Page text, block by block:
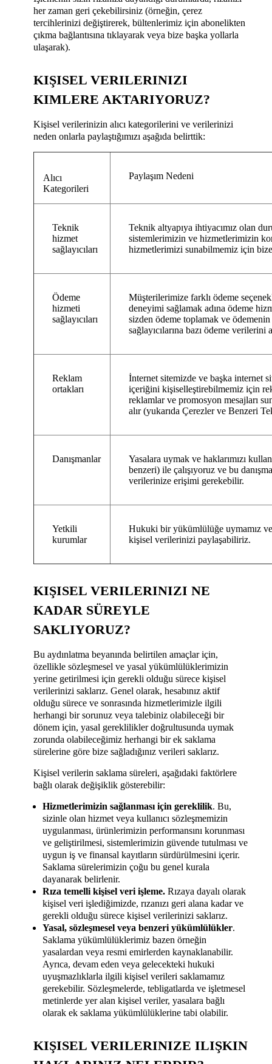
her zaman geri çekebilirsiniz (örneğin, çerez
tercihlerinizi değiştirerek, bültenlerimiz için abonelikten
çıkma bağlantısına tıklayarak veya bize başka yollarla
ulaşarak).
KIŞISEL VERILERINIZI
KIMLERE AKTARIYORUZ?
Kişisel verilerinizin alıcı kategorilerini ve verilerinizi
neden onlarla paylaştığımızı aşağıda belirttik:
Alıcı
Kategorileri
Paylaşım Nedeni
Teknik
hizmet
sağlayıcıları
Teknik altyapıya ihtiyacımız olan
sistemlerimizin ve hizmetlerimizin
hizmetlerimizi sunabilmemiz için
Ödeme
hizmeti
sağlayıcıları
Müşterilerimize farklı ödeme
deneyimi sağlamak adına ödeme
sizden ödeme toplamak ve
sağlayıcılarına bazı ödeme verilerini
Reklam
ortakları
İnternet sitemizde ve başka internet
içeriğini kişiselleştirebilmemiz için
reklamlar ve promosyon mesajları
alır (yukarıda Çerezler ve Benzeri
Danışmanlar
Yasalara uymak ve haklarımızı
benzeri) ile çalışıyoruz ve bu
verilerinize erişimi gerekebilir.
Yetkili
kurumlar
Hukuki bir yükümlülüğe uymamız
kişisel verilerinizi paylaşabiliriz.
KIŞISEL VERILERINIZI NE
KADAR SÜREYLE
SAKLIYORUZ?
Bu aydınlatma beyanında belirtilen amaçlar için,
özellikle sözleşmesel ve yasal yükümlülüklerimizin
yerine getirilmesi için gerekli olduğu sürece kişisel
verilerinizi saklarız. Genel olarak, hesabınız aktif
olduğu sürece ve sonrasında hizmetlerimizle ilgili
herhangi bir sorunuz veya talebiniz olabileceği bir
dönem için, yasal gereklilikler doğrultusunda uymak
zorunda olabileceğimiz herhangi bir ek saklama
sürelerine göre bize sağladığınız verileri saklarız.
Kişisel verilerin saklama süreleri, aşağıdaki faktörlere
bağlı olarak değişiklik gösterebilir:
Hizmetlerimizin sağlanması için gereklilik. Bu,
sizinle olan hizmet veya kullanıcı sözleşmemizin
uygulanması, ürünlerimizin performansını korunması
ve geliştirilmesi, sistemlerimizin güvende tutulması ve
uygun iş ve finansal kayıtların sürdürülmesini içerir.
Saklama sürelerimizin çoğu bu genel kurala
dayanarak belirlenir.
Rıza temelli kişisel veri işleme. Rızaya dayalı olarak
kişisel veri işlediğimizde, rızanızı geri alana kadar ve
gerekli olduğu sürece kişisel verilerinizi saklarız.
Yasal, sözleşmesel veya benzeri yükümlülükler.
Saklama yükümlülüklerimiz bazen örneğin
yasalardan veya resmi emirlerden kaynaklanabilir.
Ayrıca, devam eden veya gelecekteki hukuki
uyuşmazlıklarla ilgili kişisel verileri saklamamız
gerekebilir. Sözleşmelerde, tebligatlarda ve işletmesel
metinlerde yer alan kişisel veriler, yasalara bağlı
olarak ek saklama yükümlülüklerine tabi olabilir.
KIŞISEL VERILERINIZE ILIŞKIN